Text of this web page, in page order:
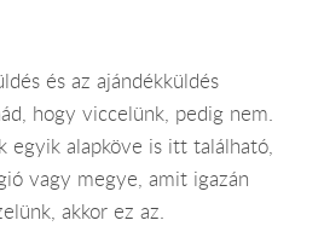
és az ajándékküldés
hogy viccelünk, pedig nem.
egyik alapköve is itt található,
vagy megye, amit igazán
akkor ez az.